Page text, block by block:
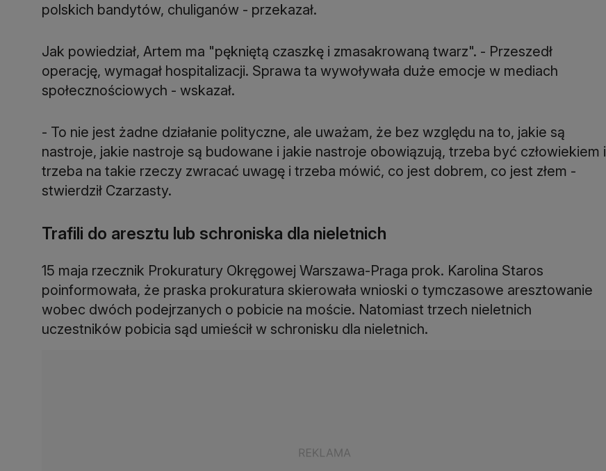
polskich bandytów, chuliganów - przekazał.
Jak powiedział, Artem ma "pękniętą czaszkę i zmasakrowaną twarz". - Przeszedł
operację, wymagał hospitalizacji. Sprawa ta wywoływała duże emocje w mediach
społecznościowych - wskazał.
- To nie jest żadne działanie polityczne, ale uważam, że bez względu na to, jakie są
nastroje, jakie nastroje są budowane i jakie nastroje obowiązują, trzeba być człowiekiem i
trzeba na takie rzeczy zwracać uwagę i trzeba mówić, co jest dobrem, co jest złem -
stwierdził Czarzasty.
Trafili do aresztu lub schroniska dla nieletnich
15 maja rzecznik Prokuratury Okręgowej Warszawa-Praga prok. Karolina Staros
poinformowała, że praska prokuratura skierowała wnioski o tymczasowe aresztowanie
wobec dwóch podejrzanych o pobicie na moście. Natomiast trzech nieletnich
uczestników pobicia sąd umieścił w schronisku dla nieletnich.